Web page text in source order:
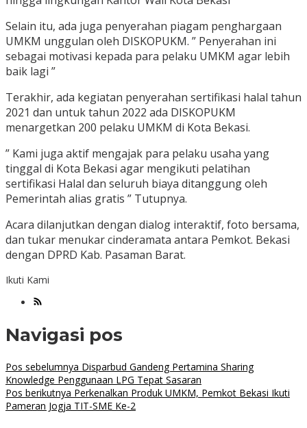
Selain itu, ada juga penyerahan piagam penghargaan
UMKM unggulan oleh DISKOPUKM. ” Penyerahan ini
sebagai motivasi kepada para pelaku UMKM agar lebih
baik lagi ”
Terakhir, ada kegiatan penyerahan sertifikasi halal tahun
2021 dan untuk tahun 2022 ada DISKOPUKM
menargetkan 200 pelaku UMKM di Kota Bekasi.
” Kami juga aktif mengajak para pelaku usaha yang
tinggal di Kota Bekasi agar mengikuti pelatihan
sertifikasi Halal dan seluruh biaya ditanggung oleh
Pemerintah alias gratis ” Tutupnya.
Acara dilanjutkan dengan dialog interaktif, foto bersama,
dan tukar menukar cinderamata antara Pemkot. Bekasi
dengan DPRD Kab. Pasaman Barat.
Ikuti Kami
Navigasi pos
Pos sebelumnya Disparbud Gandeng Pertamina Sharing
Knowledge Penggunaan LPG Tepat Sasaran
Pos berikutnya Perkenalkan Produk UMKM, Pemkot Bekasi Ikuti
Pameran Jogja TIT-SME Ke-2